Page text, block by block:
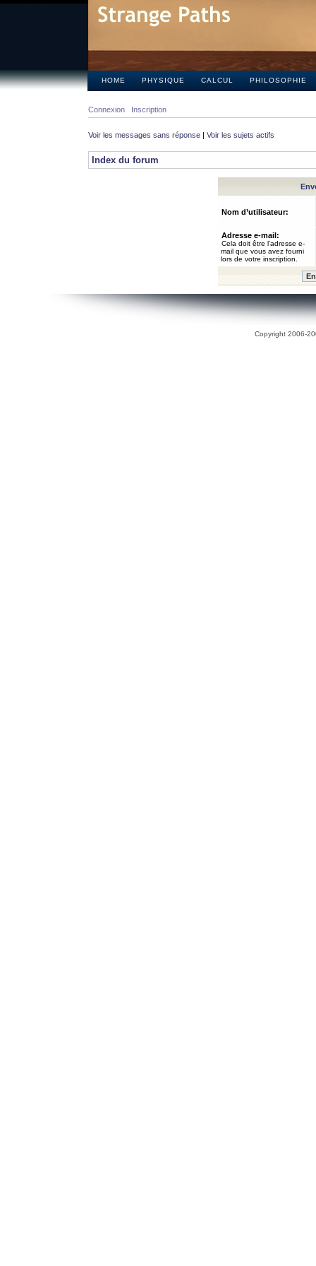
HOME PHYSIQUE CALCUL PHILOSOPHIE
Connexion Inscription
Voir les messages sans réponse | Voir les sujets actifs
Index du forum
Nom d’utilisateur:
Adresse e-mail:
Cela doit être l’adresse e-
mail que vous avez fourni
lors de votre inscription.
Copyright 2006-